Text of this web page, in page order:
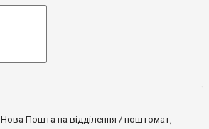
Нова Пошта на відділення / поштомат,